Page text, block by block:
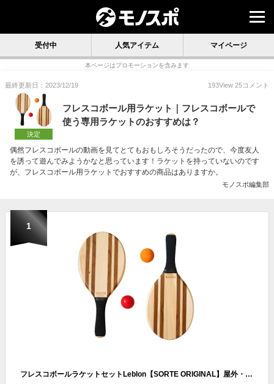
受付中 人気アイテム マイページ
本ページはプロモーションを含みます
最終更新日：2023/12/19 193View 25コメント
決定
フレスコボール用ラケット｜フレスコボールで
使う専用ラケットのおすすめは？
偶然フレスコボールの動画を見てとてもおもしろそうだったので、今度友人
を誘って遊んでみようかなと思っています！ラケットを持っていないのです
が、フレスコボール用ラケットでおすすめの商品はありますか。
モノスポ編集部
1
フレスコボールラケットセットLeblon【SORTE ORIGINAL】屋外・屋内ボール2個セット＆専用トートバッグ付き